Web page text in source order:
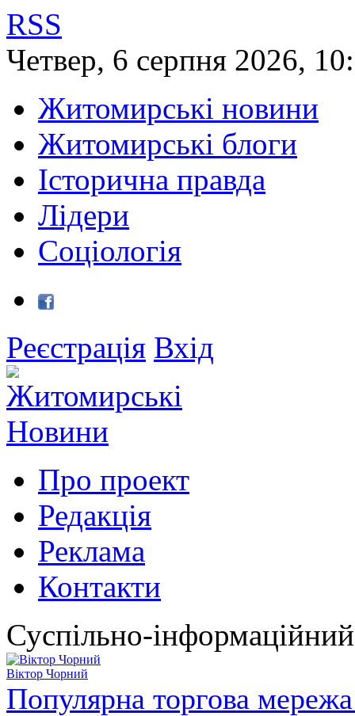
RSS
Четвер, 6 серпня 2026,
Житомирські новини
Житомирські блоги
Історична правда
Лідери
Соціологія
Реєстрація Вхід
Про проект
Редакція
Реклама
Контакти
Суспільно-
Віктор Чорний
Популярна торгова